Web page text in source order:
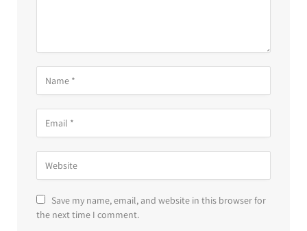
Save my name, email, and website in this browser for
the next time I comment.